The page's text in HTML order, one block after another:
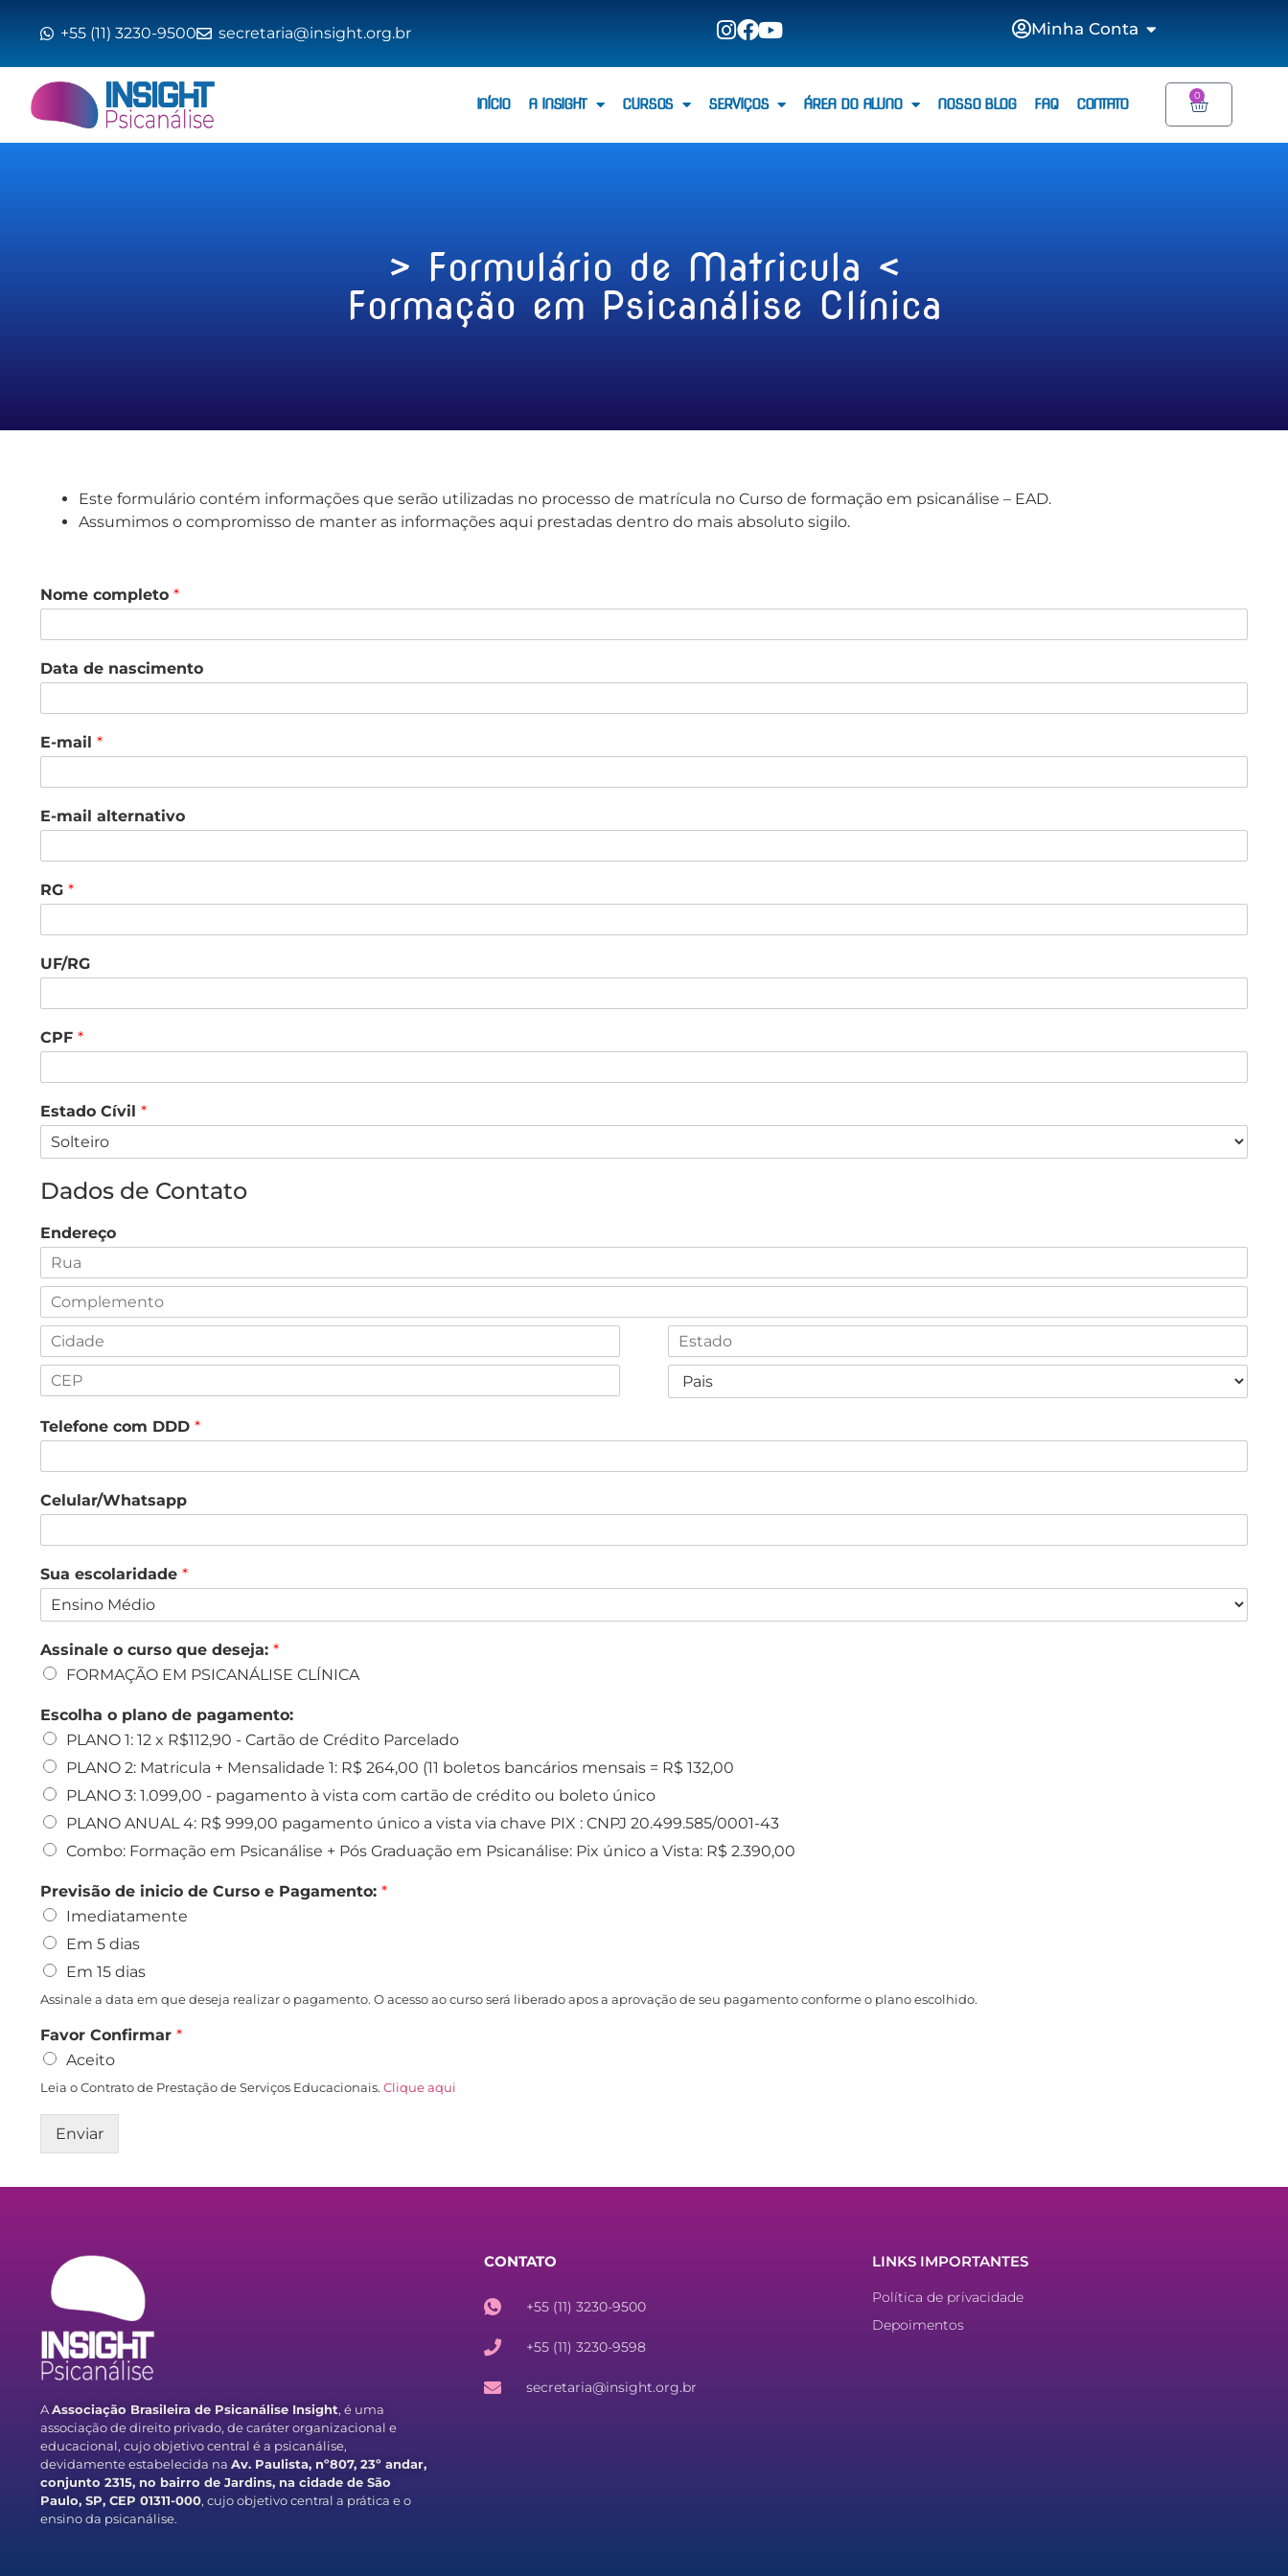
+55 (11) 3230-9500 secretaria@insight.org.br Minha Conta
INÍCIO A INSIGHT CURSOS SERVIÇOS ÁREA DO ALUNO NOSSO BLOG FAQ CONTATO 0
> Formulário de Matricula <
Formação em Psicanálise Clínica
Este formulário contém informações que serão utilizadas no processo de matrícula no Curso de formação em psicanálise – EAD.
Assumimos o compromisso de manter as informações aqui prestadas dentro do mais absoluto sigilo.
Nome completo *
Data de nascimento
E-mail *
E-mail alternativo
RG *
UF/RG
CPF *
Estado Cívil *
Dados de Contato
Endereço
Telefone com DDD *
Celular/Whatsapp
Sua escolaridade *
Assinale o curso que deseja: *
FORMAÇÃO EM PSICANÁLISE CLÍNICA
Escolha o plano de pagamento:
PLANO 1: 12 x R$112,90 - Cartão de Crédito Parcelado
PLANO 2: Matricula + Mensalidade 1: R$ 264,00 (11 boletos bancários mensais = R$ 132,00
PLANO 3: 1.099,00 - pagamento à vista com cartão de crédito ou boleto único
PLANO ANUAL 4: R$ 999,00 pagamento único a vista via chave PIX : CNPJ 20.499.585/0001-43
Combo: Formação em Psicanálise + Pós Graduação em Psicanálise: Pix único a Vista: R$ 2.390,00
Previsão de inicio de Curso e Pagamento: *
Imediatamente
Em 5 dias
Em 15 dias
Assinale a data em que deseja realizar o pagamento. O acesso ao curso será liberado apos a aprovação de seu pagamento conforme o plano escolhido.
Favor Confirmar *
Aceito
Leia o Contrato de Prestação de Serviços Educacionais. Clique aqui
Enviar
AAssociação Brasileira de Psicanálise Insight, é uma
associação de direito privado, de caráter organizacional e
educacional, cujo objetivo central é a psicanálise,
devidamente estabelecida na Av. Paulista, nº807, 23º andar,
conjunto 2315, no bairro de Jardins, na cidade de São
Paulo, SP, CEP 01311-000, cujo objetivo central a prática e o
ensino da psicanálise.
CONTATO
+55 (11) 3230-9500
+55 (11) 3230-9598
secretaria@insight.org.br
LINKS IMPORTANTES
Política de privacidade
Depoimentos